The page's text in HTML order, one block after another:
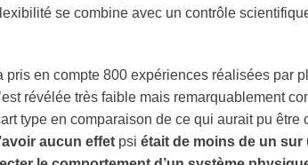
se combine avec un contrôle
en compte 800 expériences réalisées par
révélée très faible mais remarquablement
type en comparaison de ce qui aurait pu être
aucun effet psi était de moins de un sur